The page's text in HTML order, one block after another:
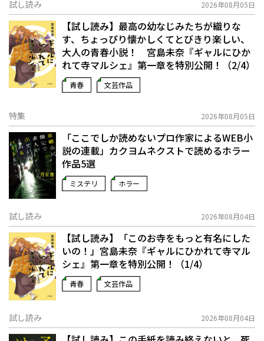
試し読み 2026年08月05日
【試し読み】最高の幼なじみたちが織りな
す、ちょっぴり懐かしくてとびきり楽しい、
大人の青春小説！ 宮島未奈『ギャルにひか
れて寺マルシェ』第一章を特別公開！（2/4）
青春 文芸作品
特集 2026年08月05日
「ここでしか読めないプロ作家によるWEB小
説の連載」――カクヨムネクストで読めるホラー
作品5選
ミステリ ホラー
試し読み 2026年08月04日
【試し読み】「このお寺をもっと有名にした
いの！」宮島未奈『ギャルにひかれて寺マル
シェ』第一章を特別公開！（1/4）
青春 文芸作品
試し読み 2026年08月04日